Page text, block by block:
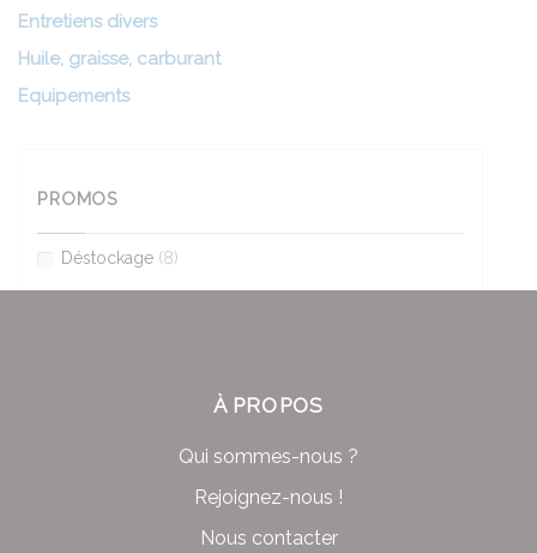
Entretiens divers
Huile, graisse, carburant
Equipements
PROMOS
Déstockage (8)
À PROPOS
Qui sommes-nous ?
Rejoignez-nous !
Nous contacter